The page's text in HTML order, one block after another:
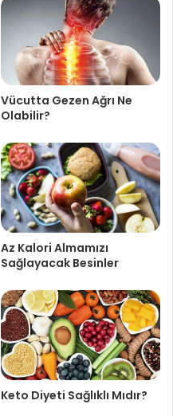
Vücutta Gezen Ağrı Ne
Olabilir?
Az Kalori Almamızı
Sağlayacak Besinler
Keto Diyeti Sağlıklı Mıdır?